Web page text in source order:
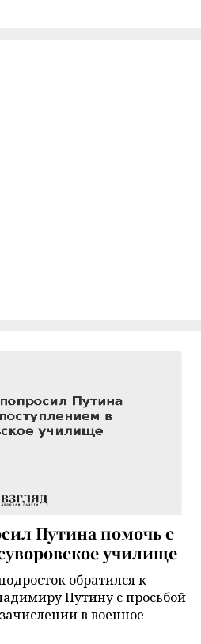
Путина помочь с
училище
обратился к
Путину с просьбой
в военное